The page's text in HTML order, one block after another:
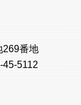
269番地
5112